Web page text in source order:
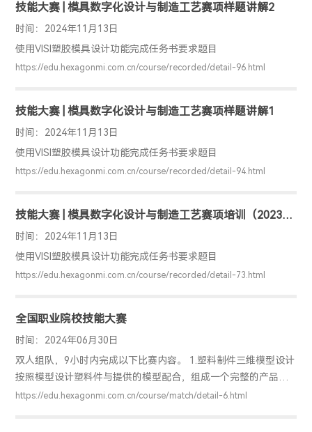
技能大赛 | 模具数字化设计与制造工艺赛项样题讲解2
时间：2024年11月13日
使用VISI塑胶模具设计功能完成任务书要求题目
https://edu.hexagonmi.com.cn/course/recorded/detail-96.html
技能大赛 | 模具数字化设计与制造工艺赛项样题讲解1
时间：2024年11月13日
使用VISI塑胶模具设计功能完成任务书要求题目
https://edu.hexagonmi.com.cn/course/recorded/detail-94.html
技能大赛 | 模具数字化设计与制造工艺赛项培训（2023年
国赛）
时间：2024年11月13日
使用VISI塑胶模具设计功能完成任务书要求题目
https://edu.hexagonmi.com.cn/course/recorded/detail-73.html
全国职业院校技能大赛
时间：2024年06月30日
双人组队，9小时内完成以下比赛内容。 1.塑料制件三维模型设计
按照模型设计塑料件与提供的模型配合，组成一个完整的产品。
2.塑料制件二维工程图设计按照机械制图标准，正确、完整的表达
https://edu.hexagonmi.com.cn/course/match/detail-6.html